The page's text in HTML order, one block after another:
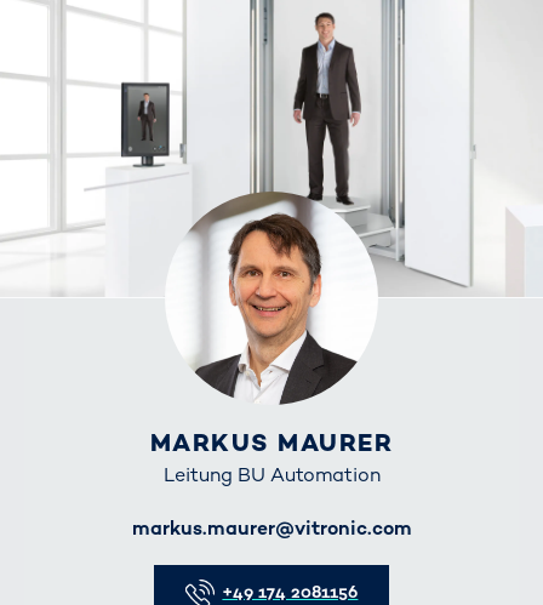
MARKUS MAURER
Leitung BU Automation
markus.maurer@vitronic.com
+49 174 2081156